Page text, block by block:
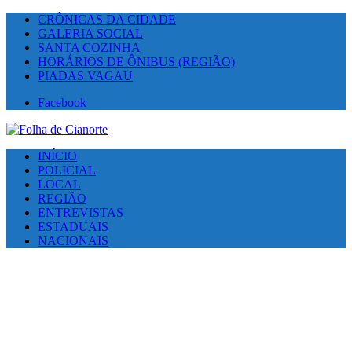
CRÔNICAS DA CIDADE
GALERIA SOCIAL
SANTA COZINHA
HORÁRIOS DE ÔNIBUS (REGIÃO)
PIADAS VAGAU
Facebook
INÍCIO
POLICIAL
LOCAL
REGIÃO
ENTREVISTAS
ESTADUAIS
NACIONAIS